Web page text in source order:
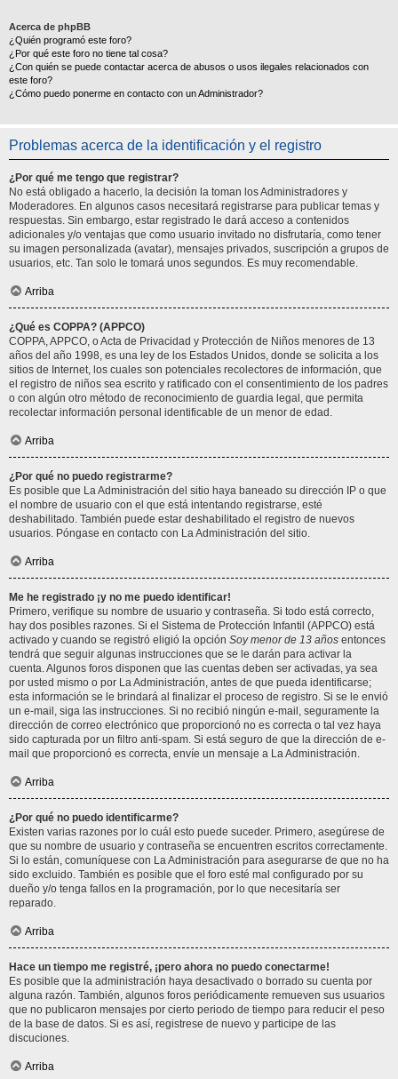
Acerca de phpBB
¿Quién programó este foro?
¿Por qué este foro no tiene tal cosa?
¿Con quién se puede contactar acerca de abusos o usos ilegales relacionados con
este foro?
¿Cómo puedo ponerme en contacto con un Administrador?
Problemas acerca de la identificación y el registro
¿Por qué me tengo que registrar?
No está obligado a hacerlo, la decisión la toman los Administradores y
Moderadores. En algunos casos necesitará registrarse para publicar temas y
respuestas. Sin embargo, estar registrado le dará acceso a contenidos
adicionales y/o ventajas que como usuario invitado no disfrutaría, como tener
su imagen personalizada (avatar), mensajes privados, suscripción a grupos de
usuarios, etc. Tan solo le tomará unos segundos. Es muy recomendable.
Arriba
¿Qué es COPPA? (APPCO)
COPPA, APPCO, o Acta de Privacidad y Protección de Niños menores de 13
años del año 1998, es una ley de los Estados Unidos, donde se solicita a los
sitios de Internet, los cuales son potenciales recolectores de información, que
el registro de niños sea escrito y ratificado con el consentimiento de los padres
o con algún otro método de reconocimiento de guardia legal, que permita
recolectar información personal identificable de un menor de edad.
Arriba
¿Por qué no puedo registrarme?
Es posible que La Administración del sitio haya baneado su dirección IP o que
el nombre de usuario con el que está intentando registrarse, esté
deshabilitado. También puede estar deshabilitado el registro de nuevos
usuarios. Póngase en contacto con La Administración del sitio.
Arriba
Me he registrado ¡y no me puedo identificar!
Primero, verifique su nombre de usuario y contraseña. Si todo está correcto,
hay dos posibles razones. Si el Sistema de Protección Infantil (APPCO) está
activado y cuando se registró eligió la opción Soy menor de 13 años entonces
tendrá que seguir algunas instrucciones que se le darán para activar la
cuenta. Algunos foros disponen que las cuentas deben ser activadas, ya sea
por usted mismo o por La Administración, antes de que pueda identificarse;
esta información se le brindará al finalizar el proceso de registro. Si se le envió
un e-mail, siga las instrucciones. Si no recibió ningún e-mail, seguramente la
dirección de correo electrónico que proporcionó no es correcta o tal vez haya
sido capturada por un filtro anti-spam. Si está seguro de que la dirección de e-
mail que proporcionó es correcta, envíe un mensaje a La Administración.
Arriba
¿Por qué no puedo identificarme?
Existen varias razones por lo cuál esto puede suceder. Primero, asegúrese de
que su nombre de usuario y contraseña se encuentren escritos correctamente.
Si lo están, comuníquese con La Administración para asegurarse de que no ha
sido excluido. También es posible que el foro esté mal configurado por su
dueño y/o tenga fallos en la programación, por lo que necesitaría ser
reparado.
Arriba
Hace un tiempo me registré, ¡pero ahora no puedo conectarme!
Es posible que la administración haya desactivado o borrado su cuenta por
alguna razón. También, algunos foros periódicamente remueven sus usuarios
que no publicaron mensajes por cierto periodo de tiempo para reducir el peso
de la base de datos. Si es así, registrese de nuevo y participe de las
discuciones.
Arriba